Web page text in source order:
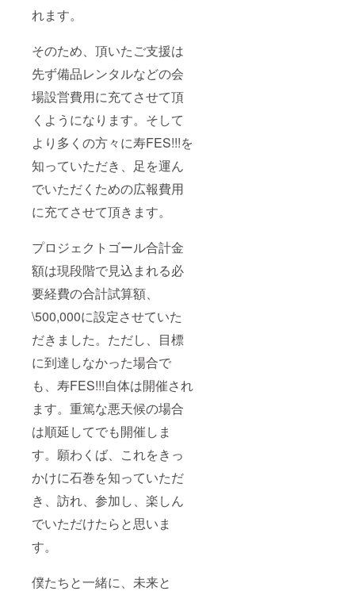
れます。
そのため、頂いたご支援は
先ず備品レンタルなどの会
場設営費用に充てさせて頂
くようになります。そして
より多くの方々に寿FES!!!を
知っていただき、足を運ん
でいただくための広報費用
に充てさせて頂きます。
プロジェクトゴール合計金
額は現段階で見込まれる必
要経費の合計試算額、
\500,000に設定させていた
だきました。ただし、目標
に到達しなかった場合で
も、寿FES!!!自体は開催され
ます。重篤な悪天候の場合
は順延してでも開催しま
す。願わくば、これをきっ
かけに石巻を知っていただ
き、訪れ、参加し、楽しん
でいただけたらと思いま
す。
僕たちと一緒に、未来と